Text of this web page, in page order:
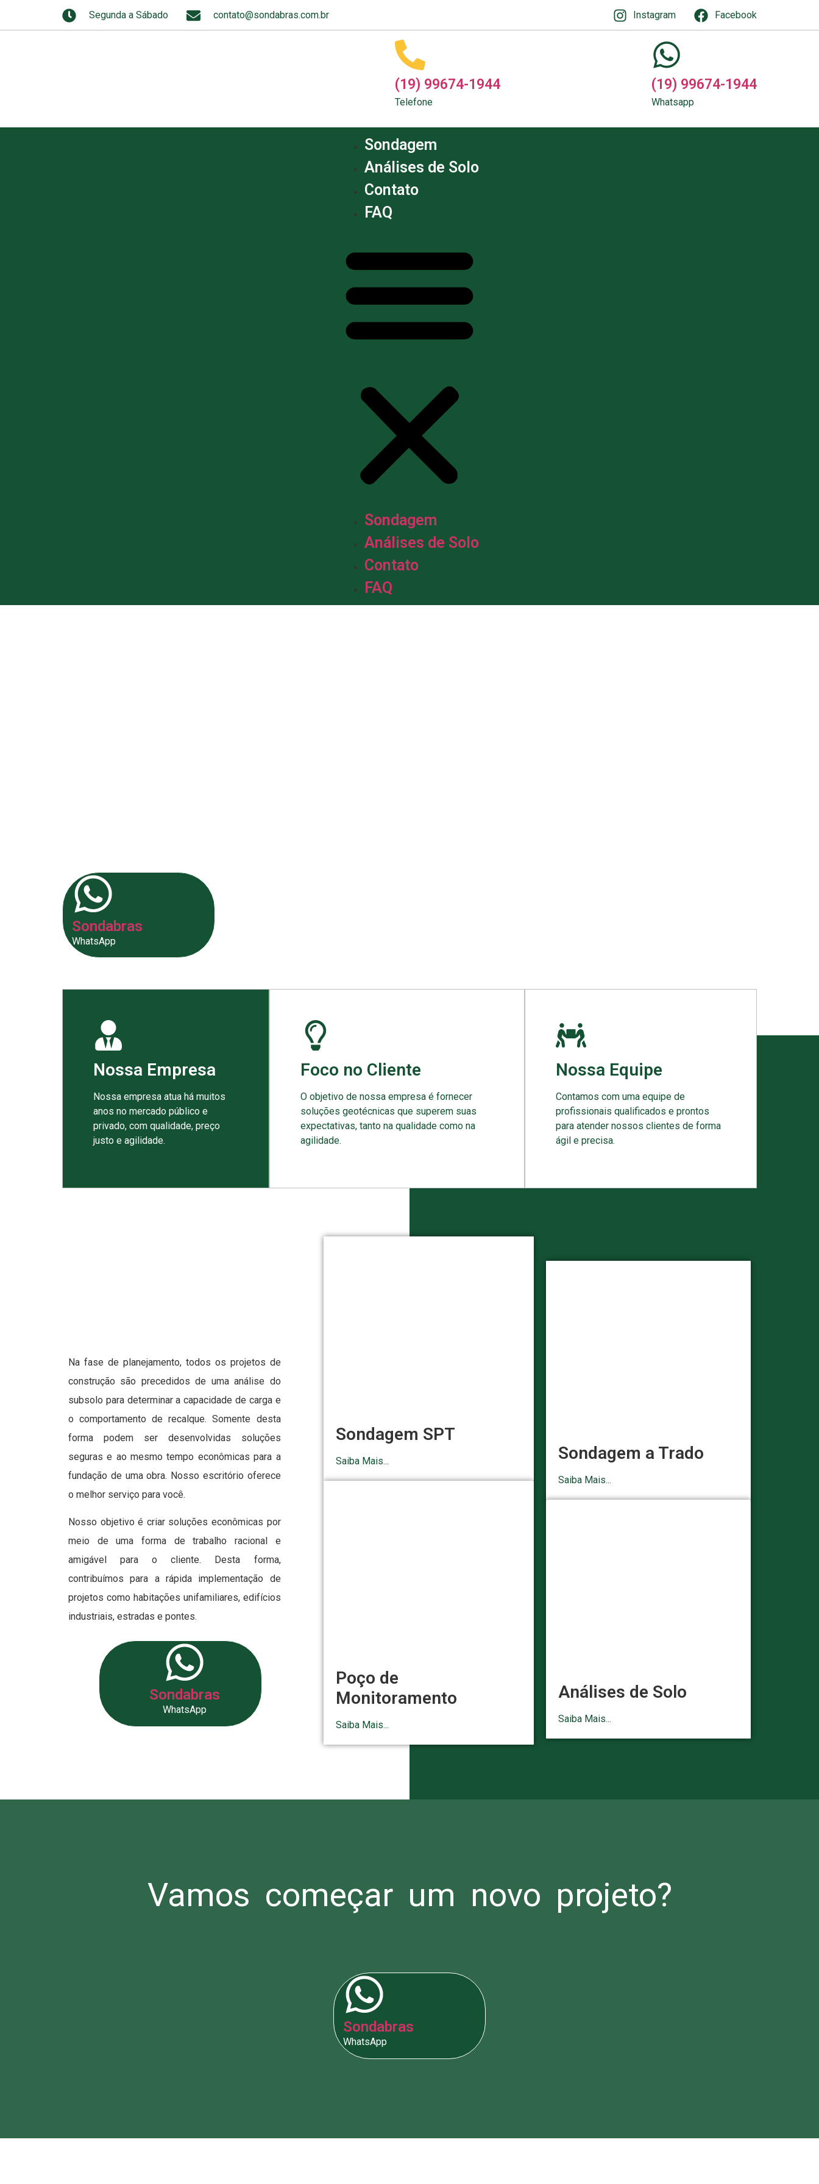
Segunda a Sábado contato@sondabras.com.br Instagram Facebook
(19) 99674-1944
Telefone
(19) 99674-1944
Whatsapp
Sondagem
Análises de Solo
Contato
FAQ
Sondagem
Análises de Solo
Contato
FAQ
Sondabras
WhatsApp
Nossa Empresa
Nossa empresa atua há muitos
anos no mercado público e
privado, com qualidade, preço
justo e agilidade.
Foco no Cliente
O objetivo de nossa empresa é fornecer
soluções geotécnicas que superem suas
expectativas, tanto na qualidade como na
agilidade.
Nossa Equipe
Contamos com uma equipe de
profissionais qualificados e prontos
para atender nossos clientes de forma
ágil e precisa.
Na fase de planejamento, todos os projetos de
construção são precedidos de uma análise do
subsolo para determinar a capacidade de carga e
o comportamento de recalque. Somente desta
forma podem ser desenvolvidas soluções
seguras e ao mesmo tempo econômicas para a
fundação de uma obra. Nosso escritório oferece
o melhor serviço para você.
Nosso objetivo é criar soluções econômicas por
meio de uma forma de trabalho racional e
amigável para o cliente. Desta forma,
contribuímos para a rápida implementação de
projetos como habitações unifamiliares, edifícios
industriais, estradas e pontes.
Sondabras
WhatsApp
Sondagem SPT
Saiba Mais...
Poço de
Monitoramento
Saiba Mais...
Sondagem a Trado
Saiba Mais...
Análises de Solo
Saiba Mais...
Vamos começar um novo projeto?
Sondabras
WhatsApp